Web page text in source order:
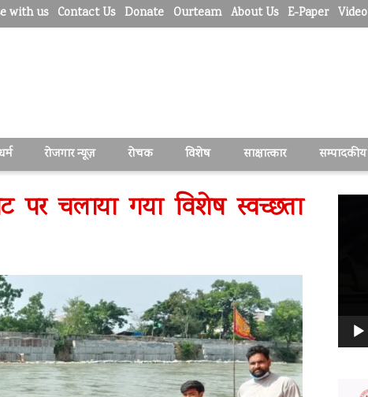
with us Contact Us Donate Ourteam About Us E-Paper Video
रोजगार न्यूज़ रोचक विशेष साक्षात्कार सम्पादकीय
पर चलाया गया विशेष स्वच्छता